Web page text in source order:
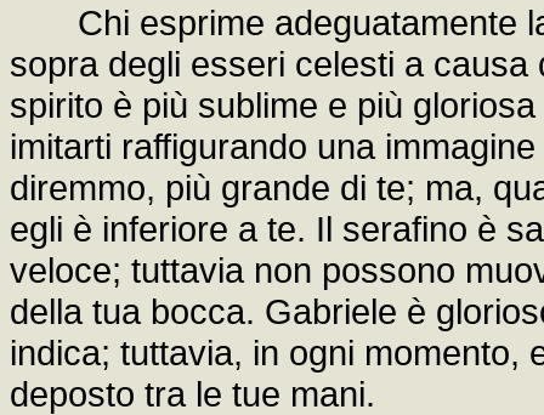
Chi esprime adeguatamente
sopra degli esseri celesti a
spirito è più sublime e più
imitarti raffigurando una
diremmo, più grande di te; ma,
egli è inferiore a te. Il serafino è
veloce; tuttavia non possono
della tua bocca. Gabriele è
indica; tuttavia, in ogni momento,
deposto tra le tue mani.